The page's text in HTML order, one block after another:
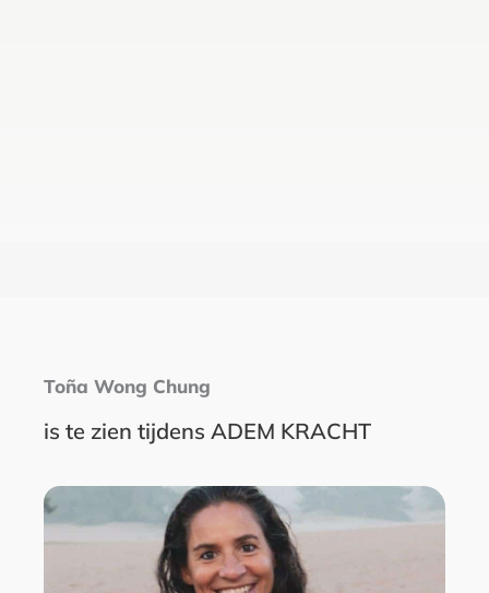
Toña Wong Chung
is te zien tijdens ADEM KRACHT